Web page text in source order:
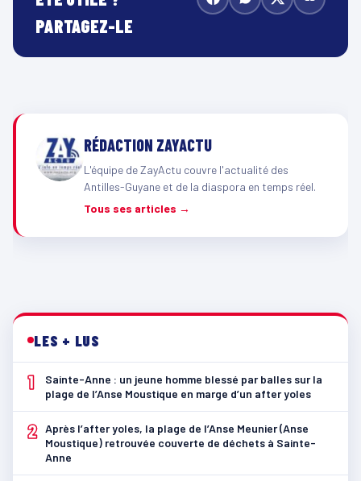
PARTAGEZ-LE
RÉDACTION ZAYACTU
L'équipe de ZayActu couvre l'actualité des
Antilles-Guyane et de la diaspora en temps réel.
Tous ses articles →
LES + LUS
1
Sainte-Anne : un jeune homme blessé par balles sur la
plage de l’Anse Moustique en marge d’un after yoles
2 Après l’after yoles, la plage de l’Anse Meunier (Anse
Moustique) retrouvée couverte de déchets à Sainte-
Anne